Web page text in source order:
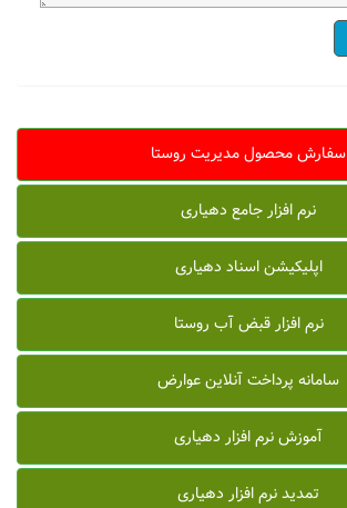
سفارش محصول مدیریت روستا
نرم افزار جامع دهیاری
اپلیکیشن اسناد دهیاری
نرم افزار قبض آب روستا
سامانه پرداخت آنلاین عوارض
آموزش نرم افزار دهیاری
تمدید نرم افزار دهیاری